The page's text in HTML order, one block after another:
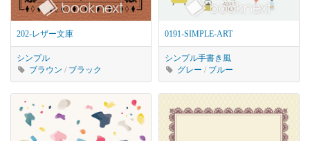
202-レザー文庫
シンプル
ブラウン / ブラック
0191-SIMPLE-ART
シンプル手書き風
グレー / ブルー